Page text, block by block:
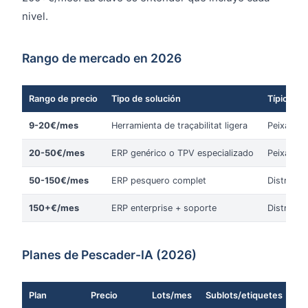
nivel.
Rango de mercado en 2026
Rango de precio Tipo de solución
9-20€/mes Herramienta de traçabilitat ligera
20-50€/mes ERP genérico o TPV especializado
50-150€/mes ERP pesquero complet
150+€/mes ERP enterprise + soporte
Planes de Pescader-IA (2026)
Plan Precio Lots/mes Sublots/etiquetes